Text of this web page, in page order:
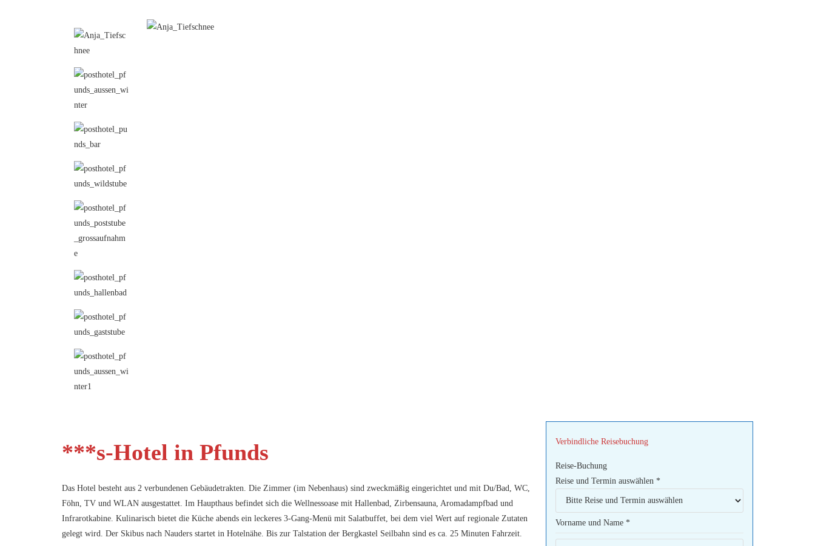
***s-Hotel in Pfunds
Das Hotel besteht aus 2 verbundenen Gebäudetrakten. Die Zimmer (im Nebenhaus) sind zweckmäßig eingerichtet und mit Du/Bad, WC,
Föhn, TV und WLAN ausgestattet. Im Haupthaus befindet sich die Wellnessoase mit Hallenbad, Zirbensauna, Aromadampfbad und
Infrarotkabine. Kulinarisch bietet die Küche abends ein leckeres 3-Gang-Menü mit Salatbuffet, bei dem viel Wert auf regionale Zutaten
gelegt wird. Der Skibus nach Nauders startet in Hotelnähe. Bis zur Talstation der Bergkastel Seilbahn sind es ca. 25 Minuten Fahrzeit.
Verbindliche Reisebuchung
Reise-Buchung
Reise und Termin auswählen *
Vorname und Name *